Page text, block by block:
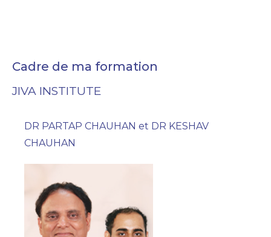
Cadre de ma formation
JIVA INSTITUTE
DR PARTAP CHAUHAN et DR KESHAV
CHAUHAN